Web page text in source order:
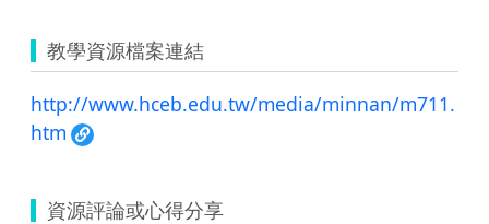
教學資源檔案連結
http://www.hceb.edu.tw/media/minnan/m711.
htm
資源評論或心得分享